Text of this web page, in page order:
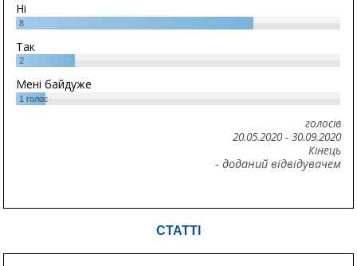
Ні
8
Так
2
Мені байдуже
1 голос
голосів
20.05.2020- 30.09.2020
Кінець
- доданий відвідувачем
СТАТТІ